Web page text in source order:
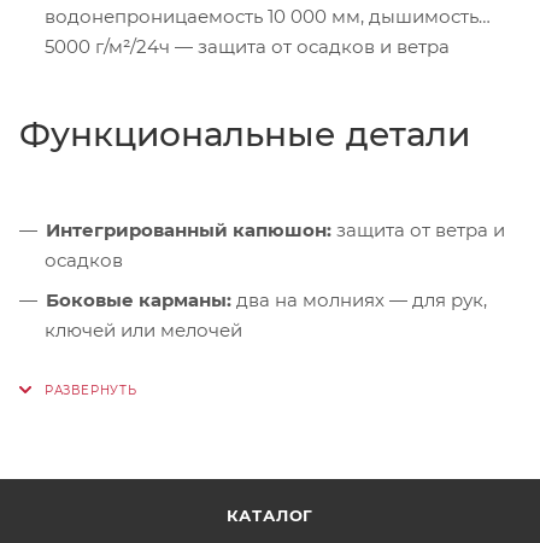
водонепроницаемость 10 000 мм, дышимость
5000 г/м²/24ч — защита от осадков и ветра
Функциональные детали
Интегрированный капюшон: защита от ветра и
осадков
Боковые карманы: два на молниях — для рук,
ключей или мелочей
документов и гаджетов
Светоотражающие элементы:
КАТАЛОГ